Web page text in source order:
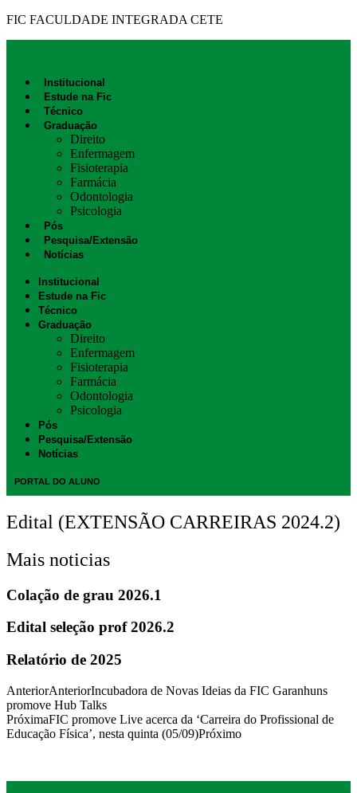
FIC FACULDADE INTEGRADA CETE
Institucional
Estude na Fic
Técnico
Graduação
Direito
Enfermagem
Fisioterapia
Farmácia
Odontologia
Psicologia
Pós
Pesquisa/Extensão
Notícias
Institucional
Estude na Fic
Técnico
Graduação
Direito
Enfermagem
Fisioterapia
Farmácia
Odontologia
Psicologia
Pós
Pesquisa/Extensão
Notícias
PORTAL DO ALUNO
Edital (EXTENSÃO CARREIRAS 2024.2)
Mais noticias
Colação de grau 2026.1
Edital seleção prof 2026.2
Relatório de 2025
AnteriorAnteriorIncubadora de Novas Ideias da FIC Garanhuns
promove Hub Talks
PróximaFIC promove Live acerca da ‘Carreira do Profissional de
Educação Física’, nesta quinta (05/09)Próximo